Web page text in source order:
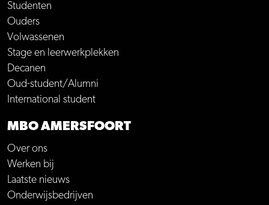
Studenten
Ouders
Volwassenen
Stage en leerwerkplekken
Decanen
Oud-student/Alumni
International student
MBO AMERSFOORT
Over ons
Werken bij
Laatste nieuws
Onderwijsbedrijven